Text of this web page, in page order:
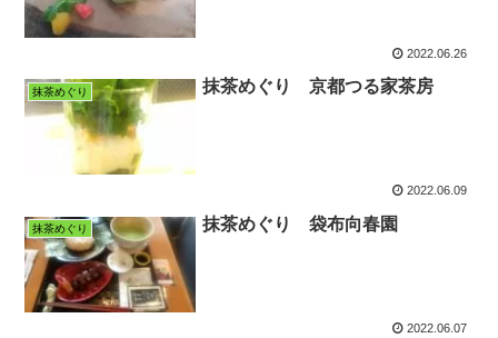
2022.06.26
抹茶めぐり 抹茶めぐり 京都つる家茶房
2022.06.09
抹茶めぐり 抹茶めぐり 袋布向春園
2022.06.07